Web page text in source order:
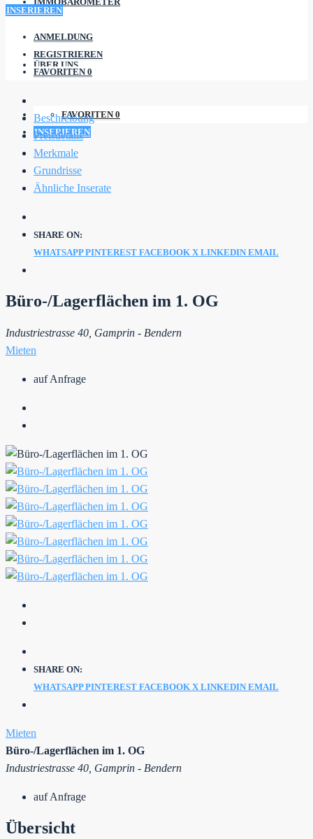
ÜBER UNS
FAVORITEN 0
INSERIEREN
INSERIEREN
ANMELDUNG
REGISTRIEREN
FAVORITEN 0
Beschreibung
Preisdetails
Merkmale
Grundrisse
Ähnliche Inserate
SHARE ON:
WHATSAPP PINTEREST FACEBOOK X LINKEDIN EMAIL
Büro-/Lagerflächen im 1. OG
Industriestrasse 40, Gamprin - Bendern
Mieten
auf Anfrage
SHARE ON:
WHATSAPP PINTEREST FACEBOOK X LINKEDIN EMAIL
Mieten
Büro-/Lagerflächen im 1. OG
Industriestrasse 40, Gamprin - Bendern
auf Anfrage
Übersicht